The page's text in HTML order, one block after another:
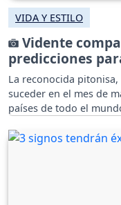
VIDA Y ESTILO
Vidente
predicciones
La reconocida
suceder en el mes de
países de todo el